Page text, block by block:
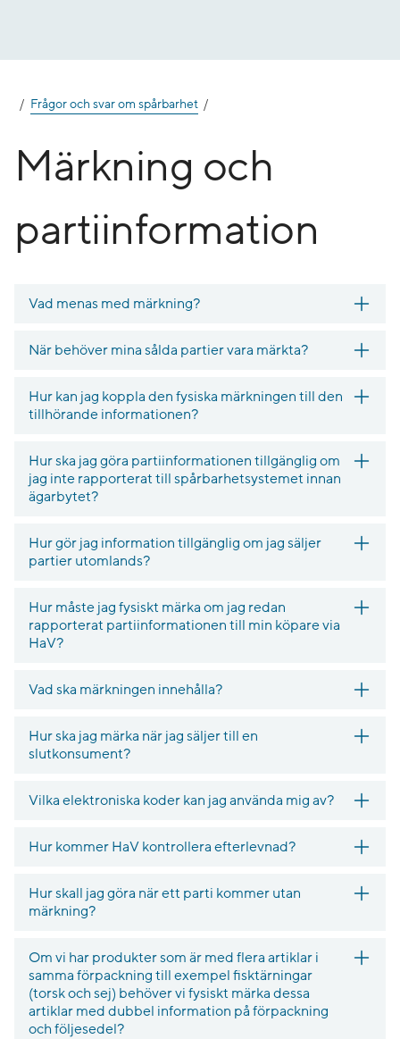
Frågor och svar om spårbarhet
Märkning och
partiinformation
Vad menas med märkning?
När behöver mina sålda partier vara märkta?
Hur kan jag koppla den fysiska märkningen till den
tillhörande informationen?
Hur ska jag göra partiinformationen tillgänglig om
jag inte rapporterat till spårbarhetsystemet innan
ägarbytet?
Hur gör jag information tillgänglig om jag säljer
partier utomlands?
Hur måste jag fysiskt märka om jag redan
rapporterat partiinformationen till min köpare via
HaV?
Vad ska märkningen innehålla?
Hur ska jag märka när jag säljer till en
slutkonsument?
Vilka elektroniska koder kan jag använda mig av?
Hur kommer HaV kontrollera efterlevnad?
Hur skall jag göra när ett parti kommer utan
märkning?
Om vi har produkter som är med flera artiklar i
samma förpackning till exempel fisktärningar
(torsk och sej) behöver vi fysiskt märka dessa
artiklar med dubbel information på förpackning
och följesedel?